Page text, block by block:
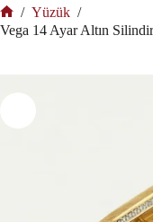
/ Yüzük /
Vega 14 Ayar Altın